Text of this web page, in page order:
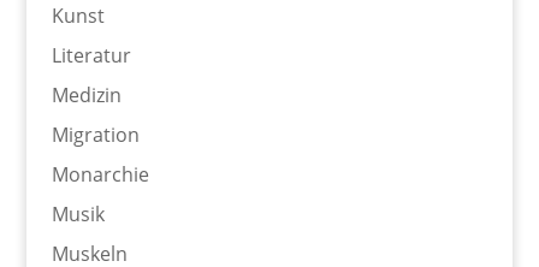
Kunst
Literatur
Medizin
Migration
Monarchie
Musik
Muskeln